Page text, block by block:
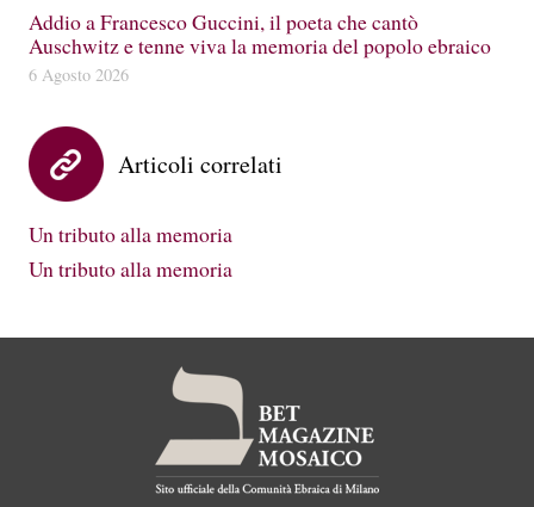
Addio a Francesco Guccini, il poeta che cantò
Auschwitz e tenne viva la memoria del popolo ebraico
6 Agosto 2026
Articoli correlati
Un tributo alla memoria
Un tributo alla memoria